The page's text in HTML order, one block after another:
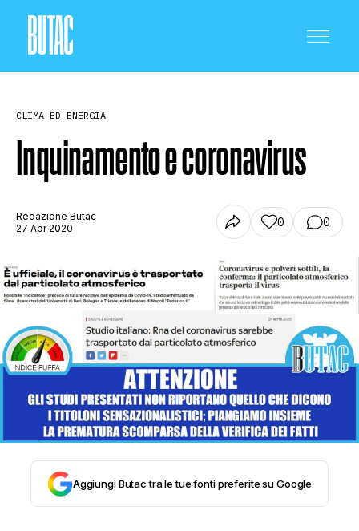
SCIENZA E TECNOLOGIA
SALUTE E MEDICINA
STORIA E CITAZIONI
INTRATTENIMENTO
COMPLOTTI, LEGGENDE URBANE ED
CLIMA ED ENERGIA
Inquinamento e coronavirus
Redazione Butac
27 Apr 2020
0 0
Aggiungi Butac tra le tue fonti preferite su Google